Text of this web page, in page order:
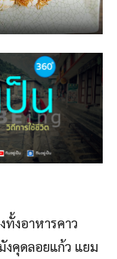
งอาหารคาว
งคุดลอยแก้ว แยม